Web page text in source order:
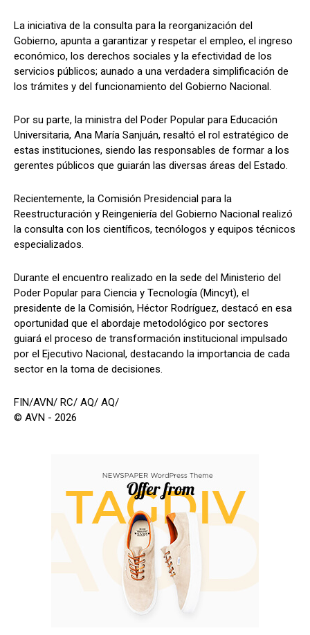
La iniciativa de la consulta para la reorganización del
Gobierno, apunta a garantizar y respetar el empleo, el ingreso
económico, los derechos sociales y la efectividad de los
servicios públicos; aunado a una verdadera simplificación de
los trámites y del funcionamiento del Gobierno Nacional.
Por su parte, la ministra del Poder Popular para Educación
Universitaria, Ana María Sanjuán, resaltó el rol estratégico de
estas instituciones, siendo las responsables de formar a los
gerentes públicos que guiarán las diversas áreas del Estado.
Recientemente, la Comisión Presidencial para la
Reestructuración y Reingeniería del Gobierno Nacional realizó
la consulta con los científicos, tecnólogos y equipos técnicos
especializados.
Durante el encuentro realizado en la sede del Ministerio del
Poder Popular para Ciencia y Tecnología (Mincyt), el
presidente de la Comisión, Héctor Rodríguez, destacó en esa
oportunidad que el abordaje metodológico por sectores
guiará el proceso de transformación institucional impulsado
por el Ejecutivo Nacional, destacando la importancia de cada
sector en la toma de decisiones.
FIN/AVN/ RC/ AQ/ AQ/
© AVN - 2026